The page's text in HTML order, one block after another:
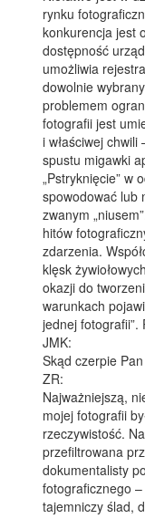
rynku
konkurencja jest
dostępność
umożliwia
dowolnie
problemem
fotografii jest
i właściwej
spustu migawki
„Pstryknięcie” w
spowodować lub
zwanym
hitów
zdarzenia.
klęsk
okazji do
warunkach
jednej fotografii”.
JMK:
Skąd czerpie
ZR:
Najważniejszą,
mojej fotografii
rzeczywistość.
przefiltrowana
dokumentalisty
fotograficznego
tajemniczy ślad,